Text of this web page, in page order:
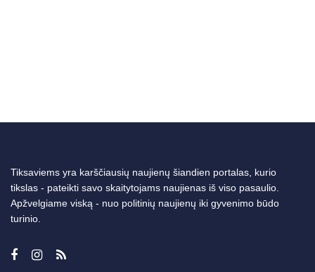
Tiksaviems yra karščiausių naujienų šiandien portalas, kurio
tikslas - pateikti savo skaitytojams naujienas iš viso pasaulio.
Apžvelgiame viską - nuo politinių naujienų iki gyvenimo būdo
turinio.